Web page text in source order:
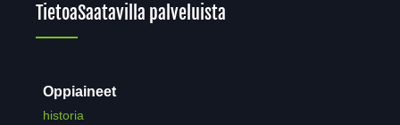
TietoaSaatavilla palveluista
Oppiaineet
historia